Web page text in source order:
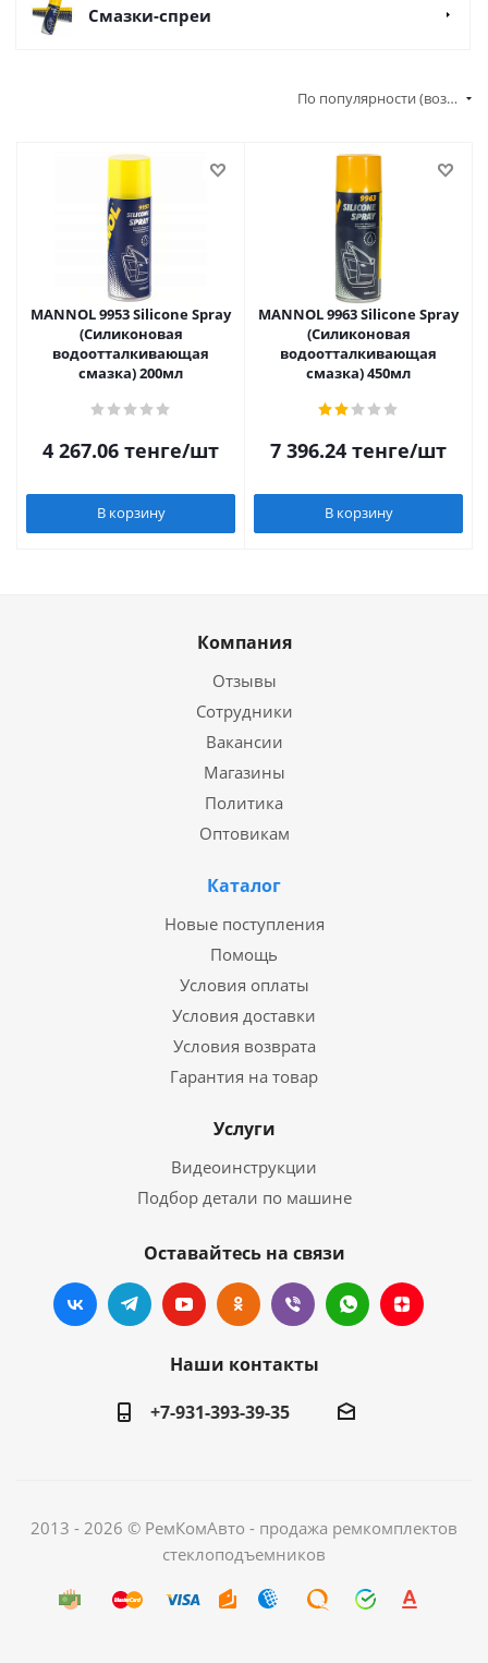
Смазки-спреи
По популярности (возрастание)
MANNOL 9953 Silicone Spray
(Силиконовая
водоотталкивающая
смазка) 200мл
4 267.06 тенге/шт
В корзину
MANNOL 9963 Silicone Spray
(Силиконовая
водоотталкивающая
смазка) 450мл
7 396.24 тенге/шт
В корзину
Компания
Отзывы
Сотрудники
Вакансии
Магазины
Политика
Оптовикам
Каталог
Новые поступления
Помощь
Условия оплаты
Условия доставки
Условия возврата
Гарантия на товар
Услуги
Видеоинструкции
Подбор детали по машине
Оставайтесь на связи
Наши контакты
+7-931-393-39-35
2013 - 2026 © РемКомАвто - продажа ремкомплектов
стеклоподъемников